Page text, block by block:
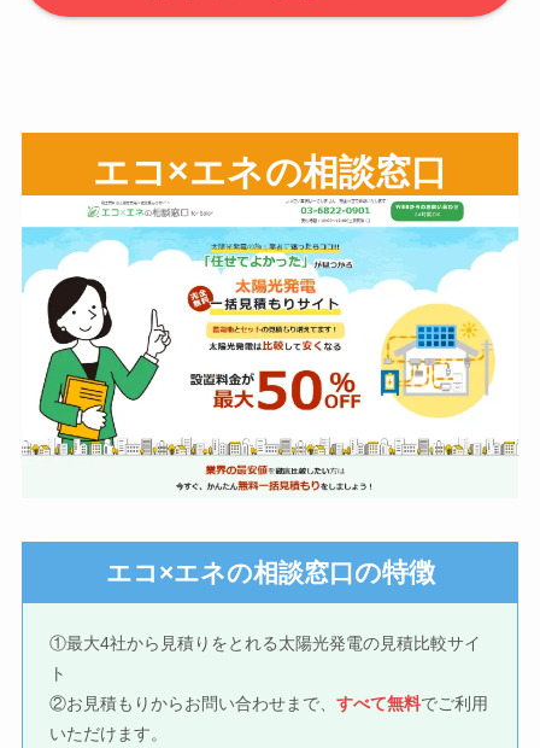
エコ×エネの相談窓口
エコ×エネの相談窓口の特徴
①最大4社から見積りをとれる太陽光発電の見積比較サイ
ト
②お見積もりからお問い合わせまで、すべて無料でご利用
いただけます。